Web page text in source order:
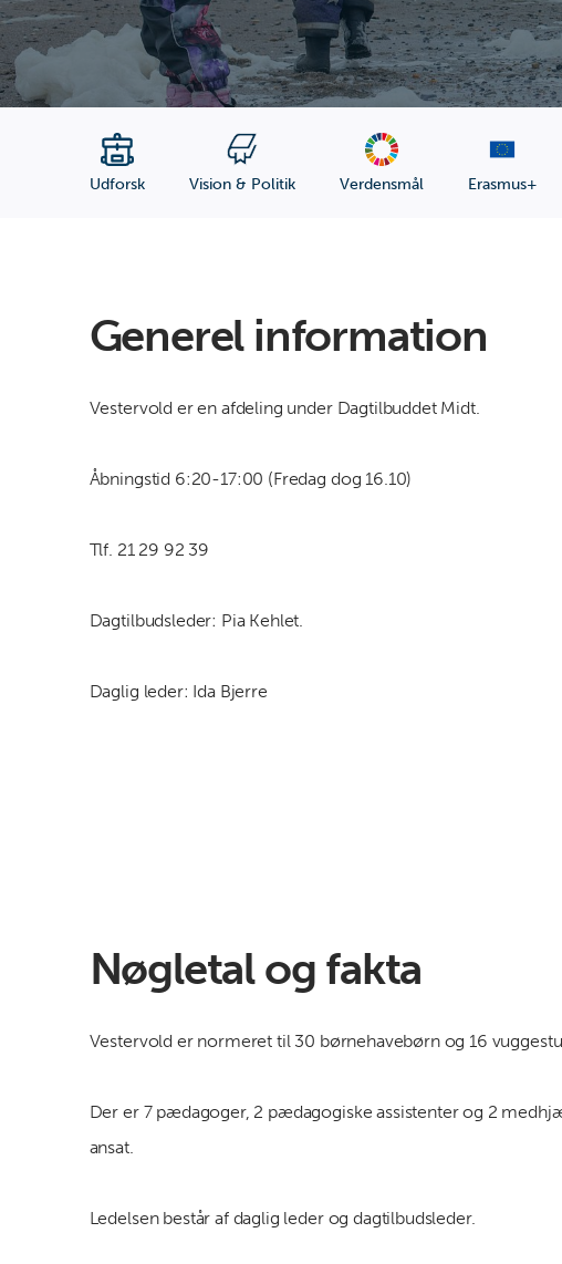
Udforsk Vision & Politik Verdensmål Erasmus+
Generel information
Vestervold er en afdeling under Dagtilbuddet Midt.
Åbningstid 6:20-17:00 (Fredag dog 16.10)
Tlf. 21 29 92 39
Dagtilbudsleder: Pia Kehlet.
Daglig leder: Ida Bjerre
Nøgletal og fakta
Vestervold er normeret til 30 børnehavebørn og 16
Der er 7 pædagoger, 2 pædagogiske assistenter og 2
ansat.
Ledelsen består af daglig leder og dagtilbudsleder.